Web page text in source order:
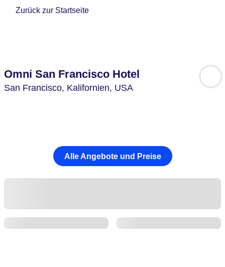
Zurück zur Startseite
Omni San Francisco Hotel
San Francisco, Kalifornien, USA
Alle Angebote und Preise